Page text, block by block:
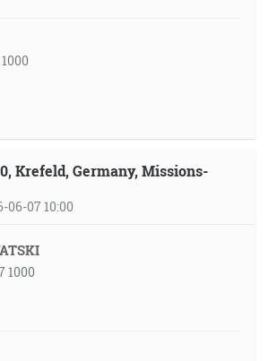
Krefeld, Germany, Missions-
06-07 10:00
1000